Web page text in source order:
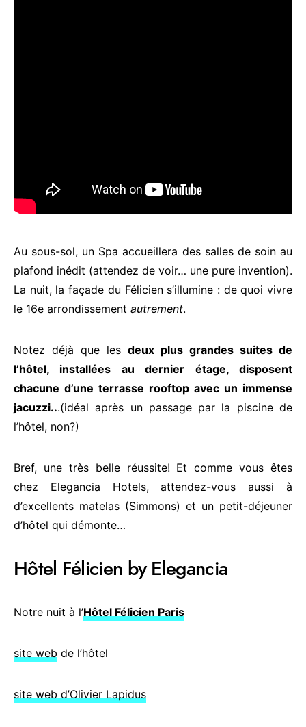
Au sous-sol, un Spa accueillera des salles de soin au
plafond inédit (attendez de voir… une pure invention).
La nuit, la façade du Félicien s’illumine : de quoi vivre
le 16e arrondissement autrement.
Notez déjà que les deux plus grandes suites de
l’hôtel, installées au dernier étage, disposent
chacune d’une terrasse rooftop avec un immense
jacuzzi...(idéal après un passage par la piscine de
l’hôtel, non?)
Bref, une très belle réussite! Et comme vous êtes
chez Elegancia Hotels, attendez-vous aussi à
d’excellents matelas (Simmons) et un petit-déjeuner
d’hôtel qui démonte…
Hôtel Félicien by Elegancia
Notre nuit à l’Hôtel Félicien Paris
site web de l’hôtel
site web d’Olivier Lapidus